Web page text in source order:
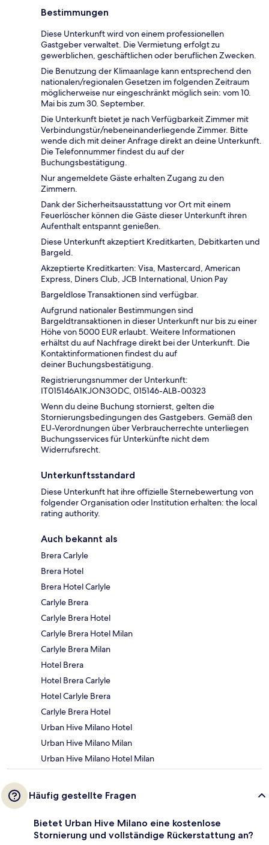
Bestimmungen
Diese Unterkunft wird von einem professionellen
Gastgeber verwaltet. Die Vermietung erfolgt zu
gewerblichen, geschäftlichen oder beruflichen Zwecken.
Die Benutzung der Klimaanlage kann entsprechend den
nationalen/regionalen Gesetzen im folgenden Zeitraum
möglicherweise nur eingeschränkt möglich sein: vom 10.
Mai bis zum 30. September.
Die Unterkunft bietet je nach Verfügbarkeit Zimmer mit
Verbindungstür/nebeneinanderliegende Zimmer. Bitte
wende dich mit deiner Anfrage direkt an deine Unterkunft.
Die Telefonnummer findest du auf der
Buchungsbestätigung.
Nur angemeldete Gäste erhalten Zugang zu den
Zimmern.
Dank der Sicherheitsausstattung vor Ort mit einem
Feuerlöscher können die Gäste dieser Unterkunft ihren
Aufenthalt entspannt genießen.
Diese Unterkunft akzeptiert Kreditkarten, Debitkarten und
Bargeld.
Akzeptierte Kreditkarten: Visa, Mastercard, American
Express, Diners Club, JCB International, Union Pay
Bargeldlose Transaktionen sind verfügbar.
Aufgrund nationaler Bestimmungen sind
Bargeldtransaktionen in dieser Unterkunft nur bis zu einer
Höhe von 5000 EUR erlaubt. Weitere Informationen
erhältst du auf Nachfrage direkt bei der Unterkunft. Die
Kontaktinformationen findest du auf
deiner Buchungsbestätigung.
Registrierungsnummer der Unterkunft:
IT015146A1KJON3ODC, 015146-ALB-00323
Wenn du deine Buchung stornierst, gelten die
Stornierungsbedingungen des Gastgebers. Gemäß den
EU-Verordnungen über Verbraucherrechte unterliegen
Buchungsservices für Unterkünfte nicht dem
Widerrufsrecht.
Unterkunftsstandard
Diese Unterkunft hat ihre offizielle Sternebewertung von
folgender Organisation oder Institution erhalten: the local
rating authority.
Auch bekannt als
Brera Carlyle
Brera Hotel
Brera Hotel Carlyle
Carlyle Brera
Carlyle Brera Hotel
Carlyle Brera Hotel Milan
Carlyle Brera Milan
Hotel Brera
Hotel Brera Carlyle
Hotel Carlyle Brera
Carlyle Brera Hotel
Urban Hive Milano Hotel
Urban Hive Milano Milan
Urban Hive Milano Hotel Milan
Häufig gestellte Fragen
Bietet Urban Hive Milano eine kostenlose
Stornierung und vollständige Rückerstattung an?